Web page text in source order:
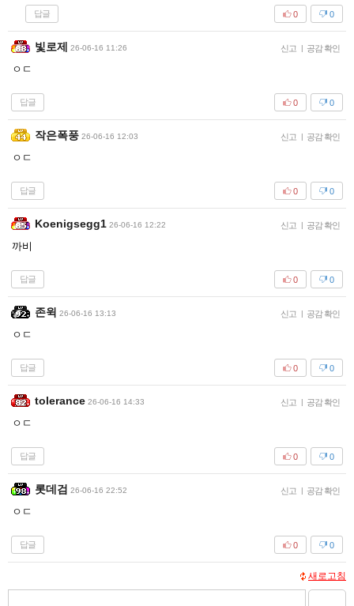
답글 0
0
빛로제 26-06-16 11:26 신고 공감 확인
ㅇㄷ
답글 0
0
작은폭풍 26-06-16 12:03 신고 공감 확인
ㅇㄷ
답글 0
0
Koenigsegg1 26-06-16 12:22 신고 공감 확인
까비
답글 0
0
존윅 26-06-16 13:13 신고 공감 확인
ㅇㄷ
답글 0
0
tolerance 26-06-16 14:33 신고 공감 확인
ㅇㄷ
답글 0
0
롯데검 26-06-16 22:52 신고 공감 확인
ㅇㄷ
답글 0
0
새로고침